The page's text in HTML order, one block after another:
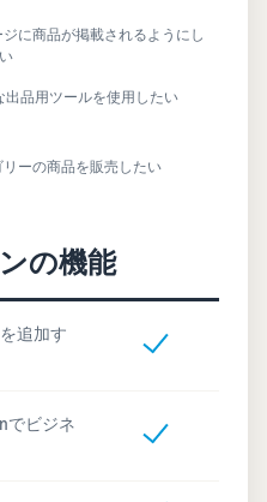
に商品が掲載されるようにし
出品用ツールを使用したい
ーの商品を販売したい
の機能
追加す
でビジネ